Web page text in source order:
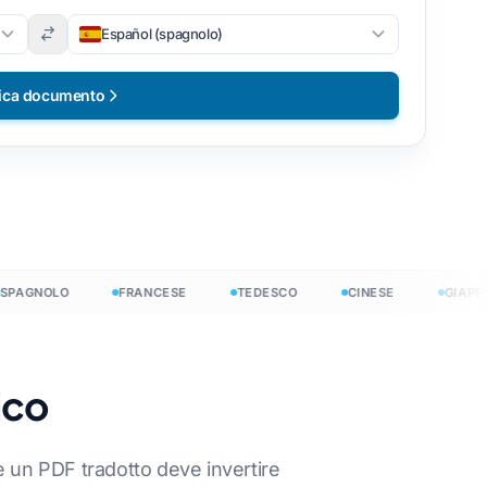
lingue →
Inizia liberamente
Español (spagnolo)
documento
FRANCESE TEDESCO CINESE
un PDF tradotto deve invertire